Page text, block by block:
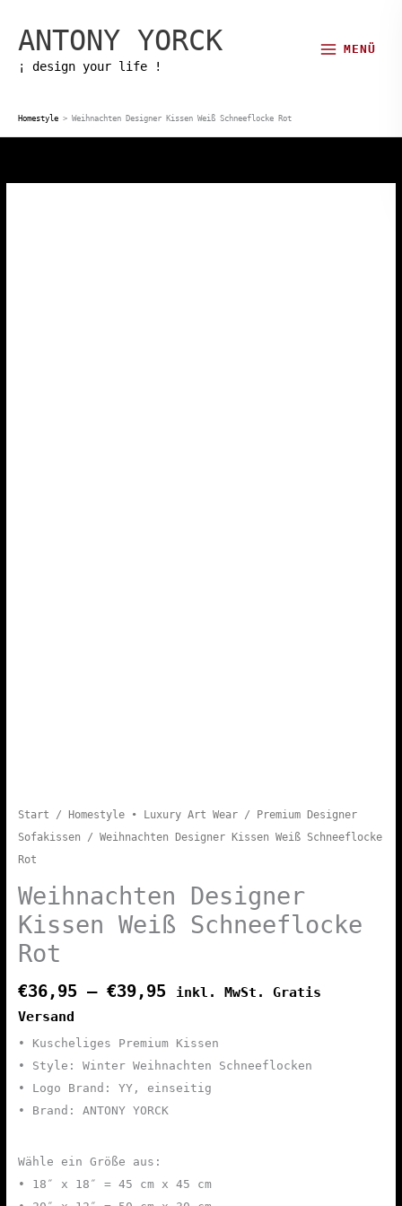
InhaltANTONY YORCK
¡ design your life !
MENÜ
Homestyle > Weihnachten Designer Kissen Weiß Schneeflocke Rot
Start / Homestyle • Luxury Art Wear/
Premium Designer
Sofakissen / Weihnachten Designer Kissen Weiß Schneeflocke
Rot
Weihnachten Designer
Kissen Weiß Schneeflocke
Rot
€36,95– €39,95
inkl. MwSt. Gratis
Versand
• Kuscheliges Premium Kissen
• Style: Winter Weihnachten Schneeflocken
• Logo Brand: YY, einseitig
• Brand: ANTONY YORCK
Wähle ein Größe aus:
• 18″ x 18″ = 45 cm x 45 cm